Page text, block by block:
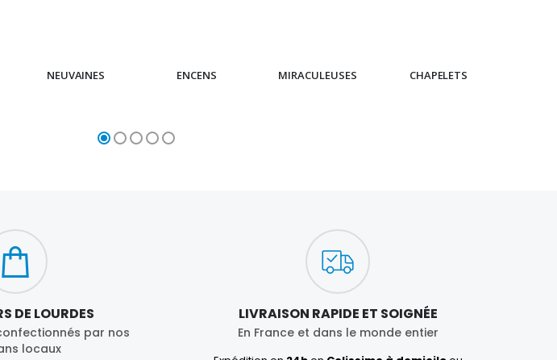
NEUVAINES ENCENS MIRACULEUSES CHAPELETS
DE LOURDES
par nos
locaux
LIVRAISON RAPIDE ET SOIGNÉE
En France et dans le monde entier